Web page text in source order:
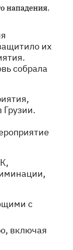
нападения.
их
собрала
с
включая